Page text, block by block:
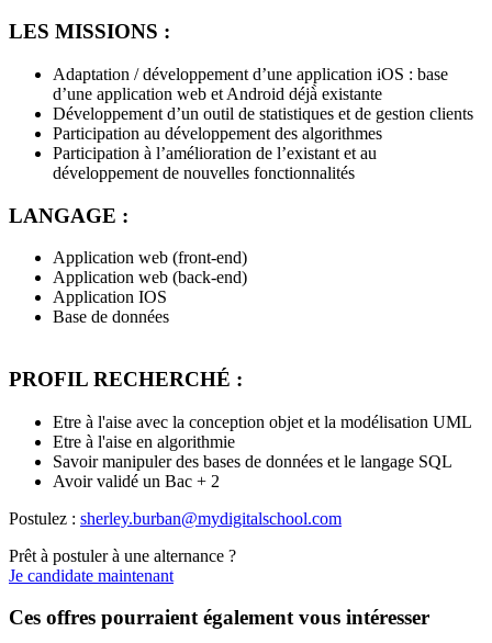
LES MISSIONS :
Adaptation / développement d’une application iOS : base
d’une application web et Android déjà̀ existante
Développement d’un outil de statistiques et de gestion clients
Participation au développement des algorithmes
Participation à l’amélioration de l’existant et au
développement de nouvelles fonctionnalités
LANGAGE :
Application web (front-end)
Application web (back-end)
Application IOS
Base de données
PROFIL RECHERCHÉ :
Etre à l'aise avec la conception objet et la modélisation UML
Etre à l'aise en algorithmie
Savoir manipuler des bases de données et le langage SQL
Avoir validé un Bac + 2
Postulez : sherley.burban@mydigitalschool.com
Prêt à postuler à une alternance ?
Je candidate maintenant
Ces offres pourraient également vous intéresser